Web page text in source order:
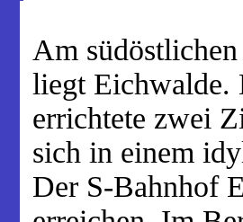
Am
liegt Eichwalde.
errichtete zwei
sich in einem
Der S-Bahnhof